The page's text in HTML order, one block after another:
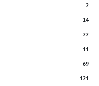
2
14
22
11
69
121